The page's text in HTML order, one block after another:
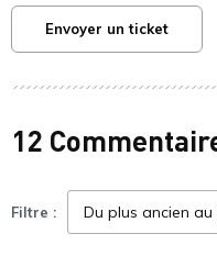
Envoyer un ticket
12
Filtre :